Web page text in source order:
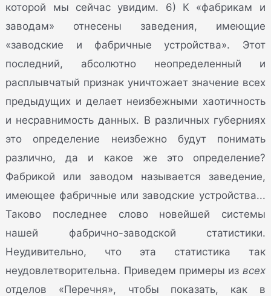
которой мы сейчас увидим. 6) К «фабрикам и
заводам» отнесены заведения, имеющие
«заводские и фабричные устройства». Этот
последний, абсолютно неопределенный и
расплывчатый признак уничтожает значение всех
предыдущих и делает неизбежными хаотичность
и несравнимость данных. В различных губерниях
это определение неизбежно будут понимать
различно, да и какое же это определение?
Фабрикой или заводом называется заведение,
имеющее фабричные или заводские устройства...
Таково последнее слово новейшей системы
нашей фабрично-заводской статистики.
Неудивительно, что эта статистика так
неудовлетворительна. Приведем примеры из всех
отделов «Перечня», чтобы показать, как в